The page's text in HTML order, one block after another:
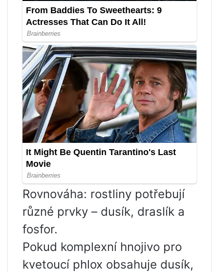
Rovnováha: rostliny potřebují
různé prvky – dusík, draslík a
fosfor.
Pokud komplexní hnojivo pro
kvetoucí phlox obsahuje dusík,